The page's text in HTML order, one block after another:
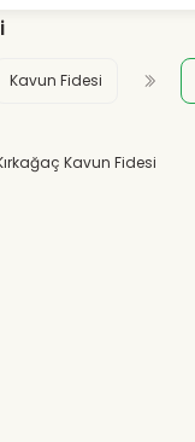
Kavun Fidesi